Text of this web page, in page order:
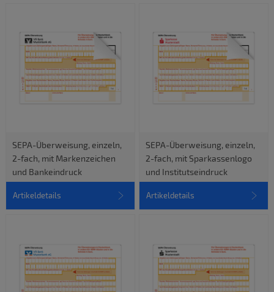
SEPA-Überweisung, einzeln,
2-fach, mit Markenzeichen
und Bankeindruck
Artikeldetails
SEPA-Überweisung, einzeln,
2-fach, mit Sparkassenlogo
und Institutseindruck
Artikeldetails